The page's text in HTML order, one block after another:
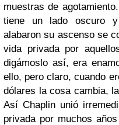
muestras de
tiene un lado oscuro
alabaron su ascenso se
vida privada por
digámoslo así, era
ello, pero claro, cuando
dólares la cosa cambia,
Así Chaplin unió
privada por muchos